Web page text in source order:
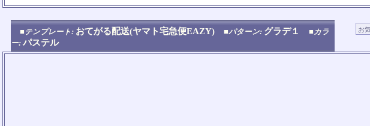
■テンプレート: おてがる配送(ヤマト宅急便EAZY) ■パターン: グラデ１ ■カラ
ー: パステル